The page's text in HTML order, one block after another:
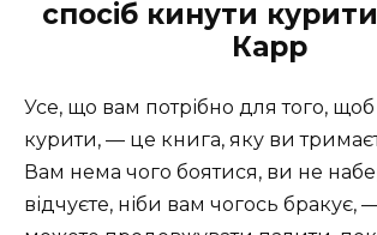
спосіб кинути
Карр
Усе, що вам потрібно для того,
курити, — це книга, яку ви
Вам нема чого боятися, ви не
відчуєте, ніби вам чогось бракує,